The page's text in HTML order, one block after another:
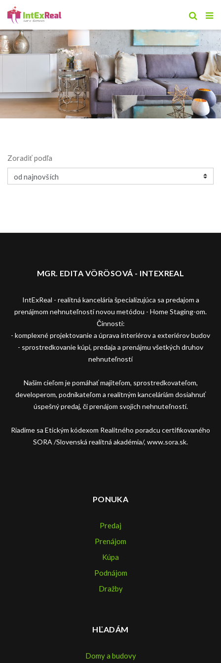
Zoradiť podľa
MGR. EDITA VÖRÖSOVÁ - INTEXREAL
IntExReal - realitná kancelária špecializujúca sa predajom a
prenájmom nehnuteľností novou metódou - Home Staging-om.
Činnosti:
- komplexné projektovanie a úprava interiérov a exteriérov budov
- sprostredkovanie kúpi, predaja a prenájmu všetkých druhov
nehnuteľností
Našim cieľom je pomáhať majiteľom, sprostredkovateľom,
developerom, podnikateľom a realitným kanceláriám dosiahnuť
úspešný predaj, či prenájom svojich nehnuteľností.
Riadime sa Etickým kódexom Realitného poradcu certifikovaného
SORA /Slovenská realitná akadémia/, www.sora.sk.
PONUKA
Predaj
Prenájom
Kúpa
Podnájom
Dražby
HĽADÁM
Domy a budovy